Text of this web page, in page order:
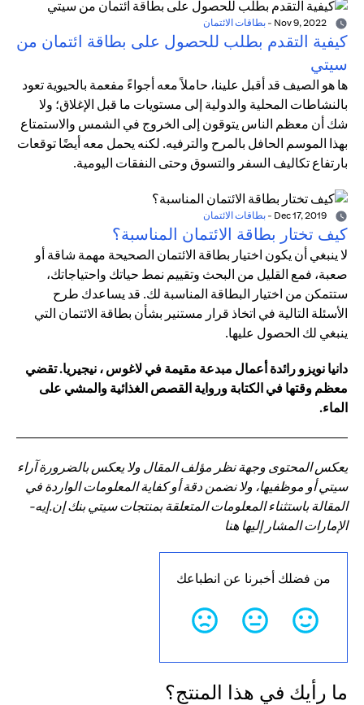
- بطاقات الائتمان
كيفية التقدم بطلب للحصول على بطاقة ائتمان من
سيتي
ها هو الصيف قد أقبل علينا، حاملاً معه أجواءً مفعمة بالحيوية تعود
بالنشاطات المحلية والدولية إلى مستويات ما قبل الإغلاق؛ ولا
شك أن معظم الناس يتوقون إلى الخروج في الشمس والاستمتاع
بهذا الموسم الحافل بالمرح والترفيه. لكنه يحمل معه أيضًا توقعات
بارتفاع تكاليف السفر والتسوق وحتى النفقات اليومية.
- بطاقات الائتمان
كيف تختار بطاقة الائتمان المناسبة؟
لا ينبغي أن يكون اختيار بطاقة الائتمان الصحيحة مهمة شاقة أو
صعبة، فمع القليل من البحث وتقييم نمط حياتك واحتياجاتك،
ستتمكن من اختيار البطاقة المناسبة لك. قد يساعدك طرح
الأسئلة التالية في اتخاذ قرار مستنير بشأن بطاقة الائتمان التي
ينبغي لك الحصول عليها.
دانيا نويزو رائدة أعمال مبدعة مقيمة في لاغوس ، نيجيريا. تقضي
معظم وقتها في الكتابة ورواية القصص الغذائية والمشي على
الماء.
يعكس المحتوى وجهة نظر مؤلف المقال ولا يعكس بالضرورة آراء
سيتي أو موظفيها، ولا نضمن دقة أو كفاية المعلومات الواردة في
المقالة باستثناء المعلومات المتعلقة بمنتجات سيتي بنك إن.إيه-
الإمارات المشار إليها هنا
من فضلك أخبرنا عن انطباعك
ما رأيك في هذا المنتج؟